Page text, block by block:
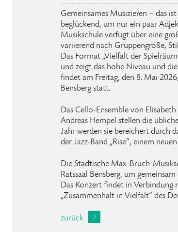
Gemeinsames Musizieren – das
beglückend, um nur ein paar
Musikschule verfügt über eine
variierend nach Gruppengröße,
Das Format „Vielfalt der
und zeigt das hohe Niveau und
findet am Freitag, den 8. Mai
Bensberg statt.
Das Cello-Ensemble von
Andreas Hempel stellen die
Jahr werden sie bereichert durch
der Jazz-Band „Rise“, einem
Die Städtische Max-Bruch-
Ratssaal Bensberg, um
Das Konzert findet in
„Zusammenhalt in Vielfalt“ des
zurück